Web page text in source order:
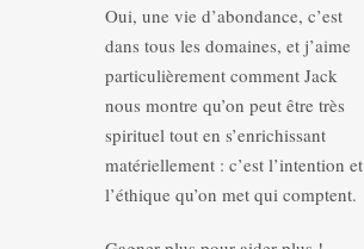
Oui, une vie d’abondance, c’est
dans tous les domaines, et j’aime
particulièrement comment Jack
nous montre qu’on peut être très
spirituel tout en s’enrichissant
matériellement : c’est l’intention et
l’éthique qu’on met qui comptent.